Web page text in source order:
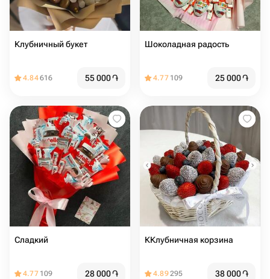
Клубничный букет
4.84616 55 000֏
Шоколадная радость
4.77 109 25 000֏
Сладкий
4.77 109 28 000֏
ККлубничная корзина
4.89295 38 000֏